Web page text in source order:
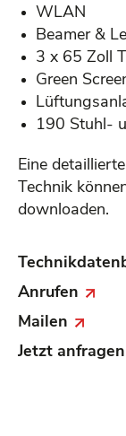
WLAN
Beamer &
3 x 65 Zoll
Green
190 Stuhl-
Eine
Technik
downloaden.
Anrufen
Mailen
Jetzt anfragen